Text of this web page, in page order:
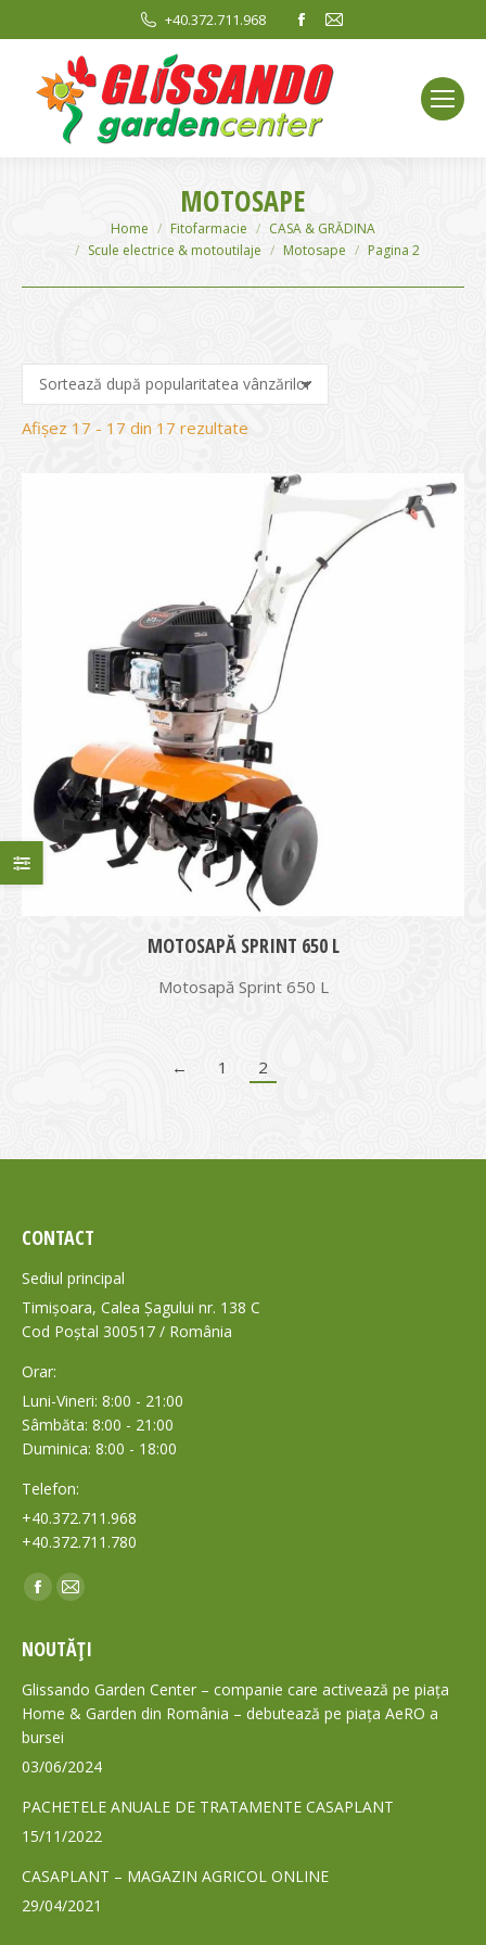
+40.372.711.968
Facebook
opens
in
new
window
Mail
window
MOTOSAPE
You are here:Home Fitofarmacie
CASA & GRĂDINA
Scule electrice & motoutilaje
Motosape Pagina 2
Afișez 17 - 17 din 17 rezultate
evaluarea
medie
MOTOSAPĂ SPRINT 650 L
Motosapă Sprint 650 L
← 1 2
CONTACT
Sediul principal
Timișoara, Calea Șagului nr. 138 C
Cod Poștal 300517 / România
Orar:
Luni-Vineri: 8:00 - 21:00
Sâmbăta: 8:00 - 21:00
Duminica: 8:00 - 18:00
Telefon:
+40.372.711.968
+40.372.711.780
Find us on:
Facebook
opens
in
new
window
Mail
opens
in
new
NOUTĂȚI
Glissando Garden Center – companie care activează pe piața
Home & Garden din România – debutează pe piața AeRO a
bursei
03/06/2024
PACHETELE ANUALE DE TRATAMENTE CASAPLANT
15/11/2022
CASAPLANT – MAGAZIN AGRICOL ONLINE
29/04/2021